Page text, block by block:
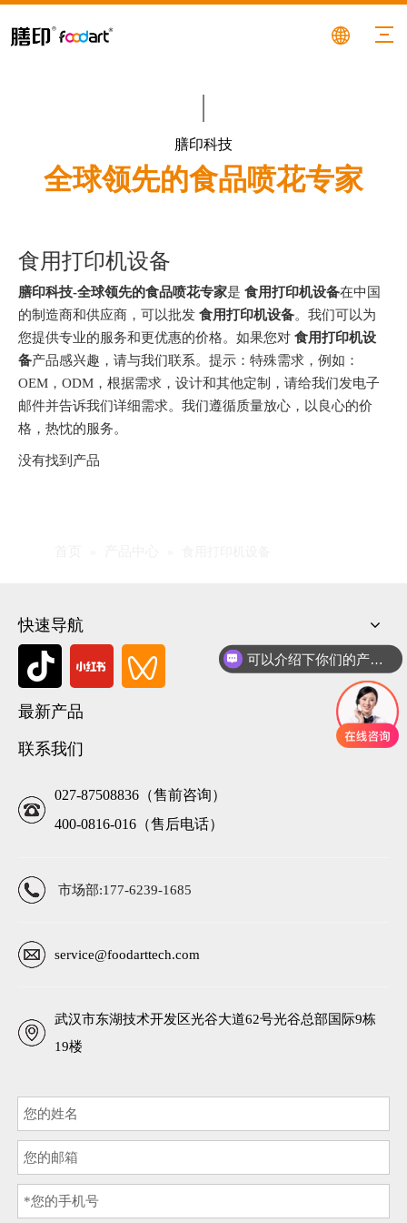
膳印科技
全球领先的食品喷花专家
食用打印机设备
膳印科技-全球领先的食品喷花专家是 食用打印机设备在中国
的制造商和供应商，可以批发 食用打印机设备。我们可以为
您提供专业的服务和更优惠的价格。如果您对 食用打印机设
备产品感兴趣，请与我们联系。提示：特殊需求，例如：
OEM，ODM，根据需求，设计和其他定制，请给我们发电子
邮件并告诉我们详细需求。我们遵循质量放心，以良心的价
格，热忱的服务。
没有找到产品
快速导航
最新产品
联系我们
027-87508836（售前咨询）
400-0816-016（售后电话）
市场部:177-6239-1685
service@foodarttech.com
武汉市东湖技术开发区光谷大道62号光谷总部国际9栋
19楼
可以介绍下你们的产品么